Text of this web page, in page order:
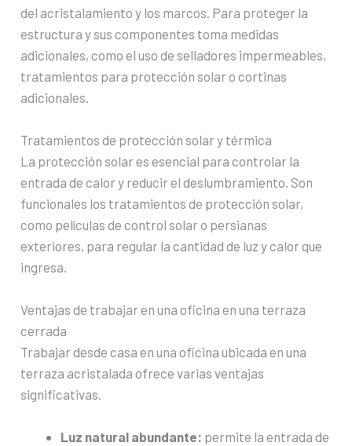
del acristalamiento y los marcos. Para proteger la
estructura y sus componentes toma medidas
adicionales, como el uso de selladores impermeables,
tratamientos para protección solar o cortinas
adicionales.
Tratamientos de protección solar y térmica
La protección solar es esencial para controlar la
entrada de calor y reducir el deslumbramiento. Son
funcionales los tratamientos de protección solar,
como películas de control solar o persianas
exteriores, para regular la cantidad de luz y calor que
ingresa.
Ventajas de trabajar en una oficina en una terraza
cerrada
Trabajar desde casa en una oficina ubicada en una
terraza acristalada ofrece varias ventajas
significativas.
Luz natural abundante: permite la entrada de